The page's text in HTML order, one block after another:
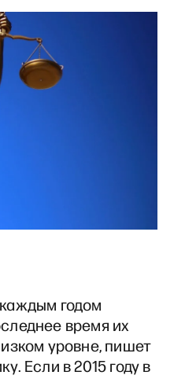
годом
время их
уровне, пишет
Если в 2015 году в